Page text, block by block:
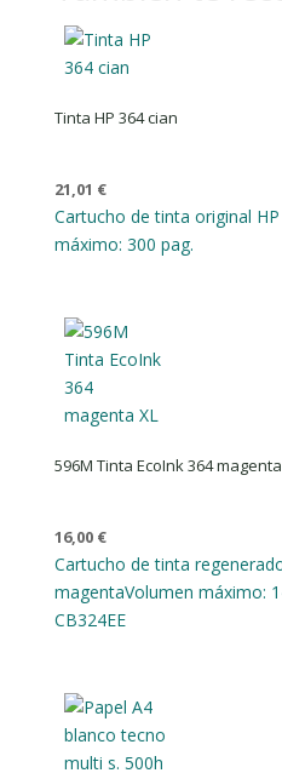
Tinta HP 364 cian
21,01 €
Cartucho de tinta original
máximo: 300 pag.
596M Tinta EcoInk 364
16,00 €
Cartucho de tinta
magentaVolumen máximo:
CB324EE